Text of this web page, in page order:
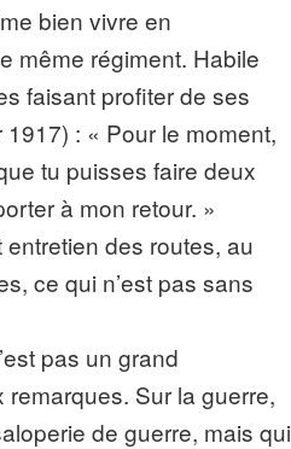
bien vivre en
même régiment. Habile
faisant profiter de ses
: « Pour le moment,
tu puisses faire deux
à mon retour. »
des routes, au
ce qui n’est pas sans
pas un grand
Sur la guerre,
de guerre, mais qui